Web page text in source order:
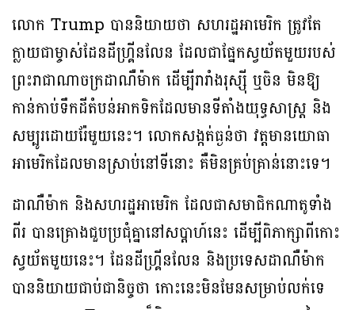
លោក Trump បាននិយាយថា សហរដ្ឋអាមេរិក ត្រូវតែ
ក្លាយជាម្ចាស់ដែនដីហ្រ្គីនលែន ដែលជាផ្នែកស្វយ័តមួយរបស់
ព្រះរាជាណាចក្រដាណឺម៉ាក ដើម្បីរារាំងរុស្ស៊ី ឬចិន មិនឱ្យ
កាន់កាប់ទឹកដីតំបន់អាកទិកដែលមានទីតាំងយុទ្ធសាស្ត្រ និង
សម្បូរដោយរ៉ែមួយនេះ។ លោកសង្កត់ធ្ងន់ថា វត្តមានយោធា
អាមេរិកដែលមានស្រាប់នៅទីនោះ គឺមិនគ្រប់គ្រាន់នោះទេ។
ដាណឺម៉ាក និងសហរដ្ឋអាមេរិក ដែលជាសមាជិកណាតូទាំង
ពីរ បានគ្រោងជួបប្រជុំគ្នានៅសប្តាហ៍នេះ ដើម្បីពិភាក្សាពីកោះ
ស្វយ័តមួយនេះ។ ដែនដីហ្គ្រីនលែន និងប្រទេសដាណឺម៉ាក
បាននិយាយជាប់ជានិច្ចថា កោះនេះមិនមែនសម្រាប់លក់ទេ